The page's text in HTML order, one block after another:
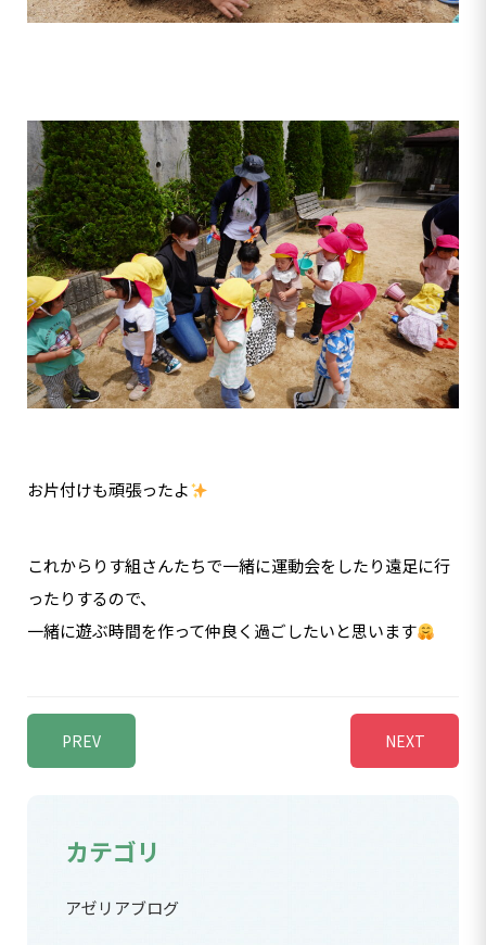
お片付けも頑張ったよ
これからりす組さんたちで一緒に運動会をしたり遠足に行
ったりするので、
一緒に遊ぶ時間を作って仲良く過ごしたいと思います
PREV NEXT
カテゴリ
アゼリアブログ